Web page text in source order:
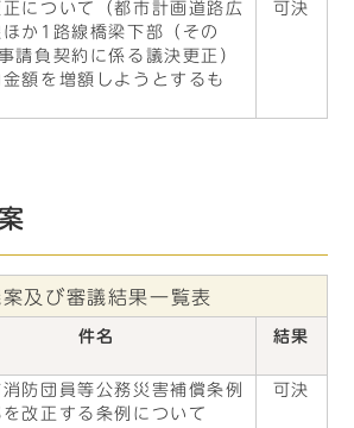
について（都市計画道路広
か1路線橋梁下部（その
請負契約に係る議決更正）
金額を増額しようとするも
可決
及び審議結果一覧表
件名 結果
防団員等公務災害補償条例
を改正する条例について
可決